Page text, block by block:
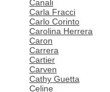
Canali
Carla Fracci
Carlo Corinto
Carolina Herrera
Caron
Carrera
Cartier
Carven
Cathy Guetta
Celine